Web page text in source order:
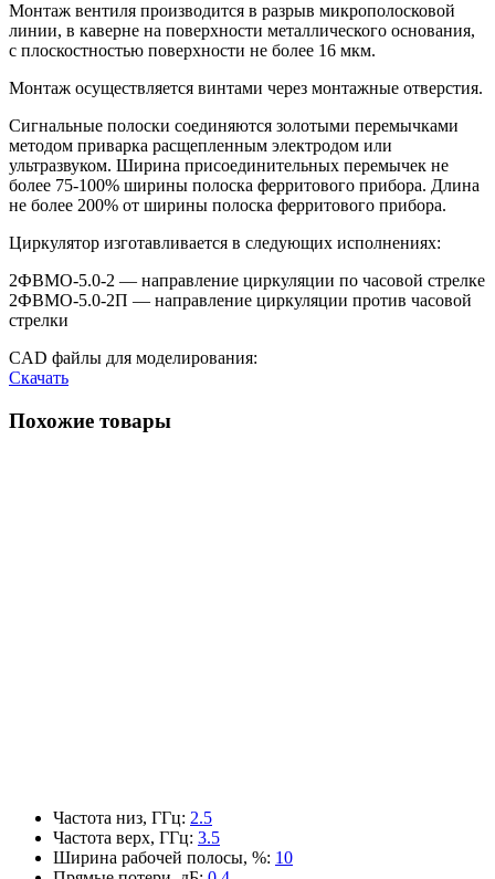
Монтаж вентиля производится в разрыв микрополосковой
линии, в каверне на поверхности металлического основания,
с плоскостностью поверхности не более 16 мкм.
Монтаж осуществляется винтами через монтажные отверстия.
Сигнальные полоски соединяются золотыми перемычками
методом приварка расщепленным электродом или
ультразвуком. Ширина присоединительных перемычек не
более 75-100% ширины полоска ферритового прибора. Длина
не более 200% от ширины полоска ферритового прибора.
Циркулятор изготавливается в следующих исполнениях:
2ФВМO-5.0-2 — направление циркуляции по часовой стрелке
2ФВМO-5.0-2П — направление циркуляции против часовой
стрелки
CAD файлы для моделирования:
Скачать
Похожие товары
Частота низ, ГГц: 2.5
Частота верх, ГГц: 3.5
Ширина рабочей полосы, %: 10